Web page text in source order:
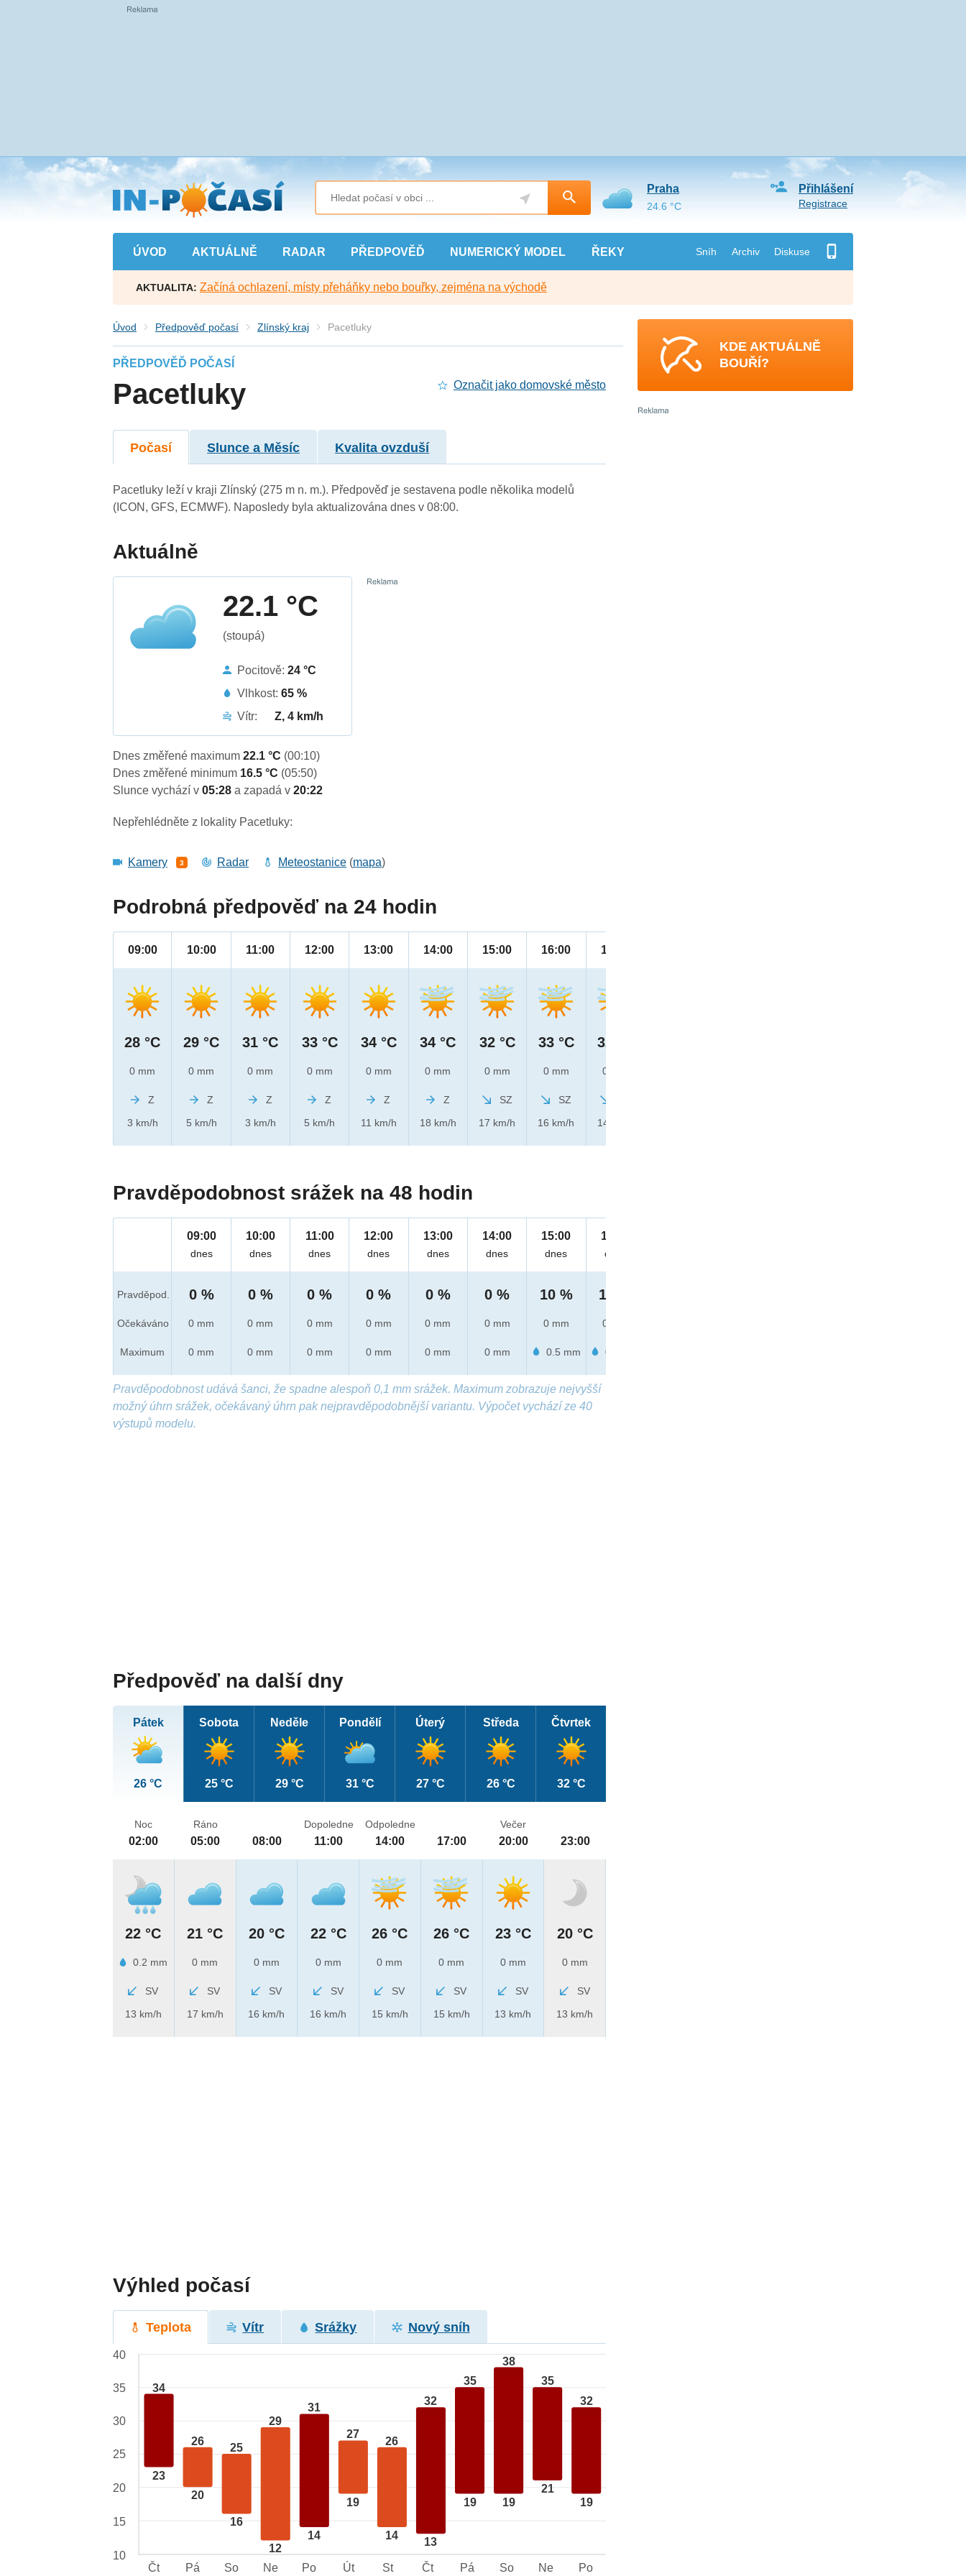
Přejít
na
hlavní
obsah
ÚVOD AKTUÁLNĚ RADAR PŘEDPOVĚĎ NUMERICKÝ MODEL ŘEKY Sníh Archiv Diskuse
Přihlášení
Registrace
Praha
24.6 °C
AKTUALITA: Začíná ochlazení, místy přeháňky nebo bouřky, zejména na východě
Úvod Předpověď počasí Zlínský kraj Pacetluky
PŘEDPOVĚĎ POČASÍ
Pacetluky Označit jako domovské město
Počasí Slunce a Měsíc Kvalita ovzduší
Pacetluky leží v kraji Zlínský (275 m n. m.). Předpověď je sestavena podle několika modelů
(ICON, GFS, ECMWF). Naposledy byla aktualizována dnes v 08:00.
Aktuálně
22.1 °C
(stoupá)
Pocitově:24 °C
Vlhkost:65 %
Vítr:
Z, 4 km/h
Dnes změřené maximum22.1 °C (00:10)
Dnes změřené minimum 16.5 °C (05:50)
Slunce vychází v05:28a zapadá v20:22
Nepřehlédněte z lokality Pacetluky:
Kamery 3 Radar Meteostanice (mapa)
Podrobná předpověď na 24 hodin
09:00
28 °C
0 mm
Z
3 km/h
10:00
29 °C
0 mm
Z
5 km/h
11:00
31 °C
0 mm
Z
3 km/h
12:00
33 °C
0 mm
Z
5 km/h
13:00
34 °C
0 mm
Z
11 km/h
14:00
34 °C
0 mm
Z
18 km/h
15:00
32 °C
0 mm
SZ
17 km/h
16:00
33 °C
0 mm
SZ
16 km/h
17:00
32 °C
0 mm
14 km/h
Pravděpodobnost srážek na 48 hodin
Pravděpod.
Očekáváno
Maximum
09:00
dnes
0 %
0 mm
0 mm
10:00
dnes
0 %
0 mm
0 mm
11:00
dnes
0 %
0 mm
0 mm
12:00
dnes
0 %
0 mm
0 mm
13:00
dnes
0 %
0 mm
0 mm
14:00
dnes
0 %
0 mm
0 mm
15:00
dnes
10 %
0 mm
0.5 mm
16:00
dnes
10 %
0 mm
0.1 mm
Pravděpodobnost udává šanci, že spadne alespoň 0,1 mm srážek. Maximum zobrazuje nejvyšší
možný úhrn srážek, očekávaný úhrn pak nejpravděpodobnější variantu. Výpočet vychází ze 40
výstupů modelu.
Předpověď na další dny
Pátek
26 °C
Sobota
25 °C
Neděle
29 °C
Pondělí
31 °C
Úterý
27 °C
Středa
26 °C
Čtvrtek
32 °C
Noc
02:00
22 °C
0.2 mm
SV
13 km/h
Ráno
05:00
21 °C
0 mm
SV
17 km/h
08:00
20 °C
0 mm
SV
16 km/h
Dopoledne
11:00
22 °C
0 mm
SV
16 km/h
Odpoledne
14:00
26 °C
0 mm
SV
15 km/h
17:00
26 °C
0 mm
SV
15 km/h
Večer
20:00
23 °C
0 mm
SV
13 km/h
23:00
20 °C
0 mm
SV
13 km/h
Výhled počasí
Teplota Vítr Srážky Nový sníh
34
23
26
20
25
16
29
12
31
14
27
19
26
14
32
13
35
19
38
19
35
21
32
19
40
35
30
25
20
15
10
Čt
Pá So Ne Po Út St Čt Pá So Ne Po
KDE AKTUÁLNĚ
BOUŘÍ?